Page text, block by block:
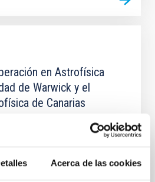
Acerca de las cookies
en Astrofísica
de Warwick y el
de Canarias
objetivo establecer una
entre la UW y el IAC,